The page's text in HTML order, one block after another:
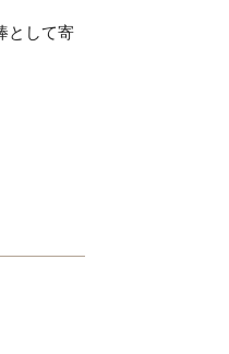
として寄